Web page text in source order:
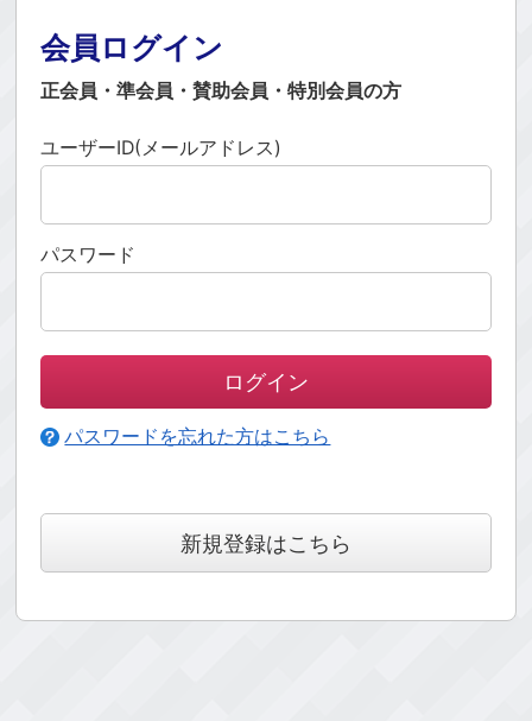
会員ログイン
正会員・準会員・賛助会員・特別会員の方
ユーザーID(メールアドレス)
パスワード
パスワードを忘れた方はこちら
新規登録はこちら